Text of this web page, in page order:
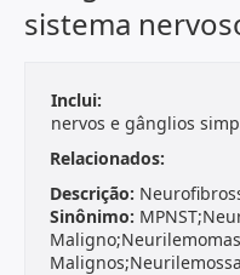
sistema
Inclui:
nervos e gânglios
Relacionados:
Descrição:
Sinônimo:
Maligno;Neurilemomas